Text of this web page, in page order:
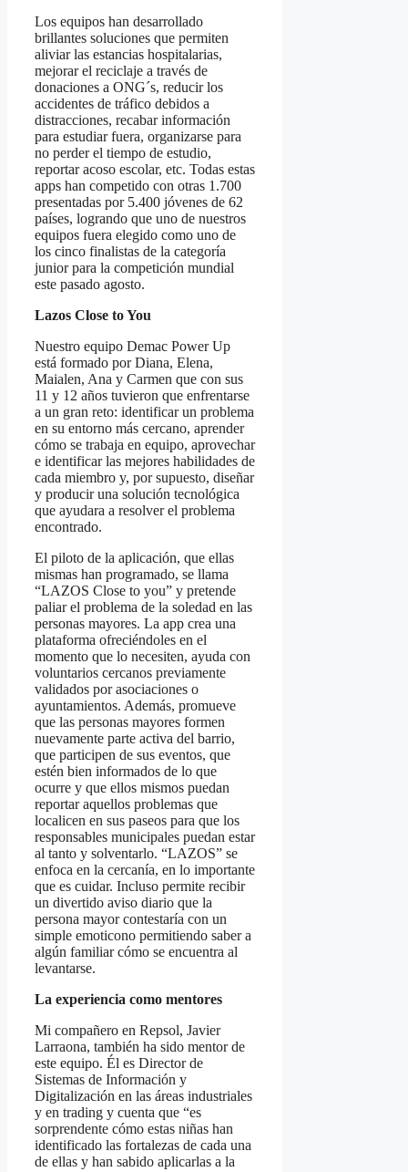
Los equipos han desarrollado
brillantes soluciones que permiten
aliviar las estancias hospitalarias,
mejorar el reciclaje a través de
donaciones a ONG´s, reducir los
accidentes de tráfico debidos a
distracciones, recabar información
para estudiar fuera, organizarse para
no perder el tiempo de estudio,
reportar acoso escolar, etc. Todas estas
apps han competido con otras 1.700
presentadas por 5.400 jóvenes de 62
países, logrando que uno de nuestros
equipos fuera elegido como uno de
los cinco finalistas de la categoría
junior para la competición mundial
este pasado agosto.
Lazos Close to You
Nuestro equipo Demac Power Up
está formado por Diana, Elena,
Maialen, Ana y Carmen que con sus
11 y 12 años tuvieron que enfrentarse
a un gran reto: identificar un problema
en su entorno más cercano, aprender
cómo se trabaja en equipo, aprovechar
e identificar las mejores habilidades de
cada miembro y, por supuesto, diseñar
y producir una solución tecnológica
que ayudara a resolver el problema
encontrado.
El piloto de la aplicación, que ellas
mismas han programado, se llama
“LAZOS Close to you” y pretende
paliar el problema de la soledad en las
personas mayores. La app crea una
plataforma ofreciéndoles en el
momento que lo necesiten, ayuda con
voluntarios cercanos previamente
validados por asociaciones o
ayuntamientos. Además, promueve
que las personas mayores formen
nuevamente parte activa del barrio,
que participen de sus eventos, que
estén bien informados de lo que
ocurre y que ellos mismos puedan
reportar aquellos problemas que
localicen en sus paseos para que los
responsables municipales puedan estar
al tanto y solventarlo. “LAZOS” se
enfoca en la cercanía, en lo importante
que es cuidar. Incluso permite recibir
un divertido aviso diario que la
persona mayor contestaría con un
simple emoticono permitiendo saber a
algún familiar cómo se encuentra al
levantarse.
La experiencia como mentores
Mi compañero en Repsol, Javier
Larraona, también ha sido mentor de
este equipo. Él es Director de
Sistemas de Información y
Digitalización en las áreas industriales
y en trading y cuenta que “es
sorprendente cómo estas niñas han
identificado las fortalezas de cada una
de ellas y han sabido aplicarlas a la